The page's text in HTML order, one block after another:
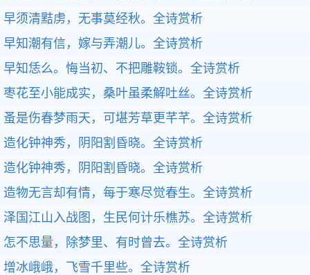
早须清黠虏，无事莫经秋。 全诗赏析
早知潮有信，嫁与弄潮儿。 全诗赏析
早知恁么。悔当初、不把雕鞍锁。 全诗赏析
枣花至小能成实，桑叶虽柔解吐丝。 全诗赏析
蚤是伤春梦雨天，可堪芳草更芊芊。 全诗赏析
造化钟神秀，阴阳割昏晓。 全诗赏析
造化钟神秀，阴阳割昏晓。 全诗赏析
造物无言却有情，每于寒尽觉春生。 全诗赏析
泽国江山入战图，生民何计乐樵苏。 全诗赏析
怎不思量，除梦里、有时曾去。 全诗赏析
增冰峨峨，飞雪千里些。 全诗赏析